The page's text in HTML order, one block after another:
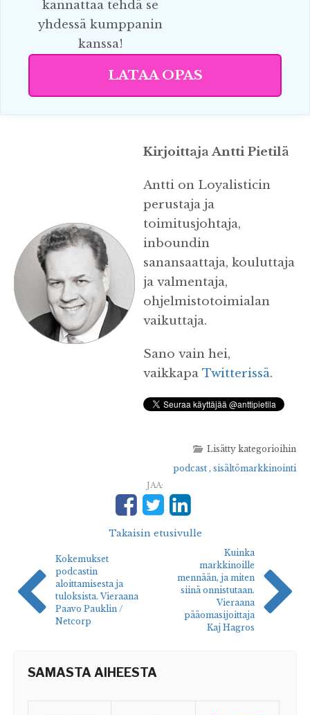
kannattaa tehdä se
yhdessä kumppanin
kanssa!
LATAA OPAS
Kirjoittaja Antti Pietilä
Antti on Loyalisticin
perustaja ja
toimitusjohtaja,
inboundin
sanansaattaja, kouluttaja
ja valmentaja,
ohjelmistotoimialan
vaikuttaja.
Sano vain hei,
vaikkapa Twitterissä.
Lisätty kategorioihin
podcast , sisältömarkkinointi
JAA:
Takaisin etusivulle
Kokemukset
podcastin
aloittamisesta ja
tuloksista. Vieraana
Paavo Pauklin /
Netcorp
Kuinka
markkinoille
mennään, ja miten
siinä onnistutaan.
Vieraana
pääomasijoittaja
Kaj Hagros
SAMASTA AIHEESTA